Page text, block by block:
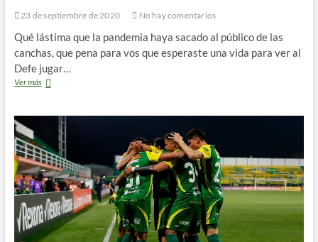
23 de septiembre de 2020 No hay comentarios
Qué lástima que la pandemia haya sacado al público de las
canchas, que pena para vos que esperaste una vida para ver al
Defe jugar…
Ver más::
FUENTE